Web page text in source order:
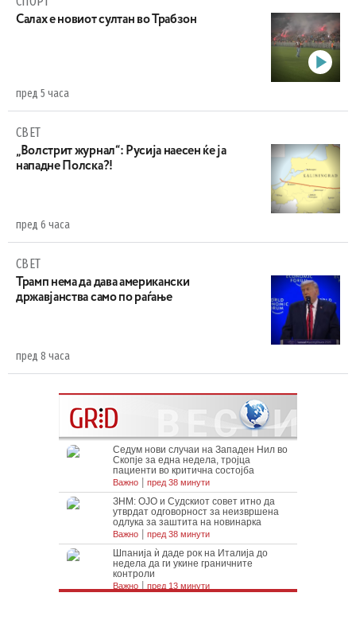
Салах е новиот султан во Трабзон
пред 5 часа
СВЕТ
„Волстрит журнал“: Русија наесен ќе ја
нападне Полска?!
пред 6 часа
СВЕТ
Трамп нема да дава американски
државјанства само по раѓање
пред 8 часа